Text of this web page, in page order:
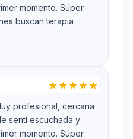
momento. Súper
buscan terapia
★★★★★
profesional, cercana
sentí escuchada y
momento. Súper